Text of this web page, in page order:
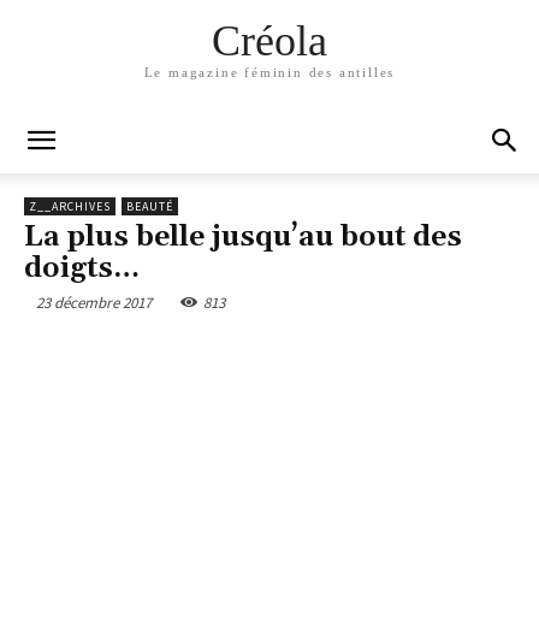
Créola
Le magazine féminin des antilles
Z__ARCHIVES BEAUTÉ
La plus belle jusqu’au bout des
doigts…
23 décembre 2017 813